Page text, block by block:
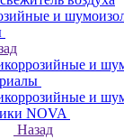
и
и
и
NOVA
Назад